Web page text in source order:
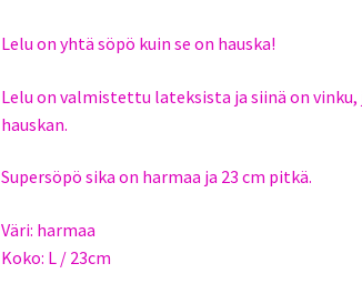
Lelu on yhtä söpö kuin se on hauska!
Lelu on valmistettu lateksista ja siinä on
hauskan.
Supersöpö sika on harmaa ja 23 cm pitkä.
Väri: harmaa
Koko: L / 23cm